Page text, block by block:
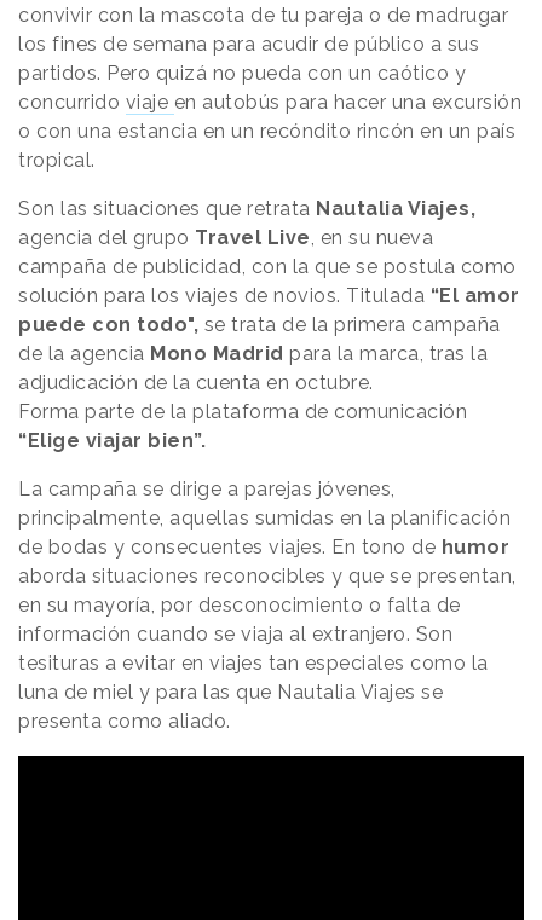
convivir con la mascota de tu pareja o de madrugar
los fines de semana para acudir de público a sus
partidos. Pero quizá no pueda con un caótico y
concurrido viaje en autobús para hacer una excursión
o con una estancia en un recóndito rincón en un país
tropical.
Son las situaciones que retrata Nautalia Viajes,
agencia del grupo Travel Live, en su nueva
campaña de publicidad, con la que se postula como
solución para los viajes de novios. Titulada “El amor
puede con todo", se trata de la primera campaña
de la agencia Mono Madrid para la marca, tras la
adjudicación de la cuenta en octubre.
Forma parte de la plataforma de comunicación
“Elige viajar bien”.
La campaña se dirige a parejas jóvenes,
principalmente, aquellas sumidas en la planificación
de bodas y consecuentes viajes. En tono de humor
aborda situaciones reconocibles y que se presentan,
en su mayoría, por desconocimiento o falta de
información cuando se viaja al extranjero. Son
tesituras a evitar en viajes tan especiales como la
luna de miel y para las que Nautalia Viajes se
presenta como aliado.